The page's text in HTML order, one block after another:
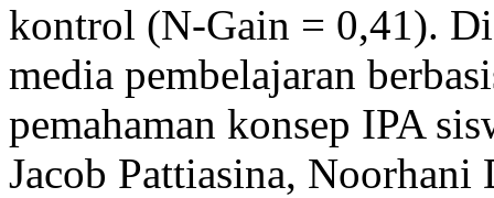
kontrol (N-Gain = 0,41).
media pembelajaran
pemahaman konsep IPA
Jacob Pattiasina,